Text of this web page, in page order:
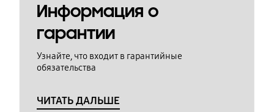
Информация о
гарантии
Узнайте, что входит в гарантийные
обязательства
ЧИТАТЬ ДАЛЬШЕ